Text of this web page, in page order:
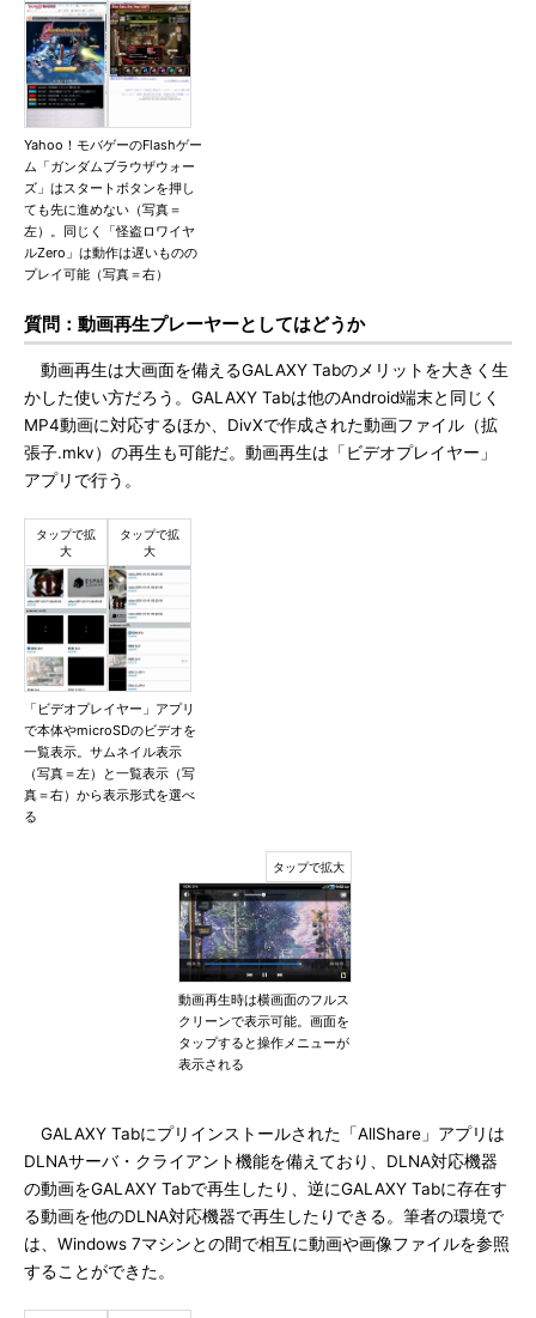
Yahoo！モバゲーのFlashゲー
ム「ガンダムブラウザウォー
ズ」はスタートボタンを押し
ても先に進めない（写真＝
左）。同じく「怪盗ロワイヤ
ルZero」は動作は遅いものの
プレイ可能（写真＝右）
質問：動画再生プレーヤーとしてはどうか
動画再生は大画面を備えるGALAXY Tabのメリットを大きく生
かした使い方だろう。GALAXY Tabは他のAndroid端末と同じく
MP4動画に対応するほか、DivXで作成された動画ファイル（拡
張子.mkv）の再生も可能だ。動画再生は「ビデオプレイヤー」
アプリで行う。
「ビデオプレイヤー」アプリ
で本体やmicroSDのビデオを
一覧表示。サムネイル表示
（写真＝左）と一覧表示（写
真＝右）から表示形式を選べ
る
動画再生時は横画面のフルス
クリーンで表示可能。画面を
タップすると操作メニューが
表示される
GALAXY Tabにプリインストールされた「AllShare」アプリは
DLNAサーバ・クライアント機能を備えており、DLNA対応機器
の動画をGALAXY Tabで再生したり、逆にGALAXY Tabに存在す
る動画を他のDLNA対応機器で再生したりできる。筆者の環境で
は、Windows 7マシンとの間で相互に動画や画像ファイルを参照
することができた。